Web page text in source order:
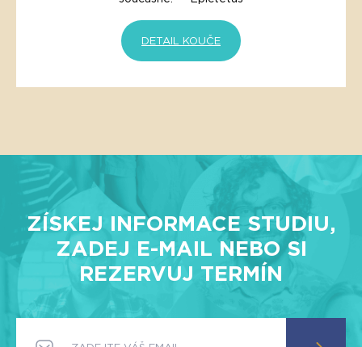
DETAIL KOUČE
ZÍSKEJ INFORMACE STUDIU,
ZADEJ E-MAIL NEBO SI
REZERVUJ TERMÍN